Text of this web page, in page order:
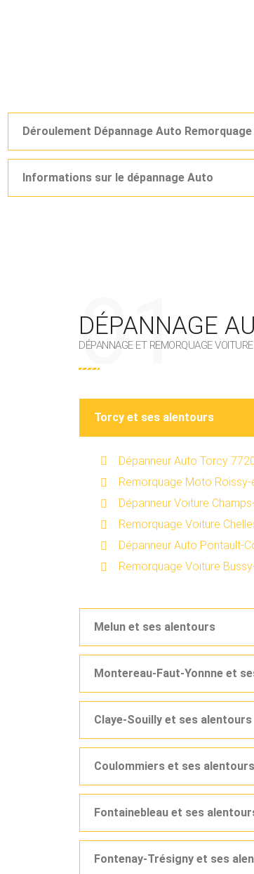
Déroulement Dépannage Auto
Informations sur le dépannage Auto
DÉPANNAGE
DÉPANNAGE ET REMORQUAGE
Torcy et ses alentours
Dépanneur Auto Torcy
Remorquage Moto Roissy-
Dépanneur Voiture
Remorquage Voiture
Dépanneur Auto Pontault-
Remorquage Voiture
Melun et ses alentours
Montereau-Faut-Yonnne et
Claye-Souilly et ses alentours
Coulommiers et ses alentours
Fontainebleau et ses
Fontenay-Trésigny et ses